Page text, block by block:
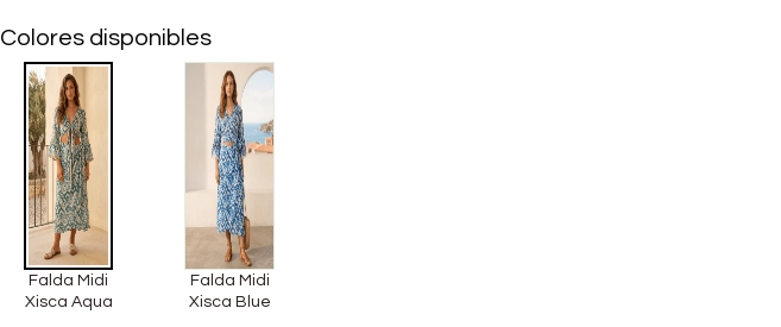
Colores disponibles
Falda Midi
Xisca Aqua
Falda Midi
Xisca Blue